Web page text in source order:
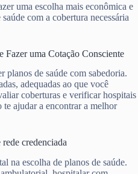
uma escolha mais econômica e
com a cobertura necessária
Fazer uma Cotação Consciente
planos de saúde com sabedoria.
adequadas ao que você
coberturas e verificar hospitais
te ajudar a encontrar a melhor
credenciada
na escolha de planos de saúde.